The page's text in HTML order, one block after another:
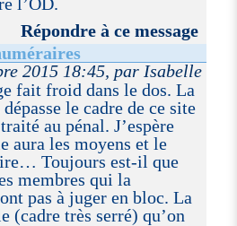
l’OD.
Répondre à ce message
2015 18:45, par Isabelle
fait froid dans le dos. La
le cadre de ce site
au pénal. J’espère
aura les moyens et le
Toujours est-il que
membres qui la
pas à juger en bloc. La
(cadre très serré) qu’on